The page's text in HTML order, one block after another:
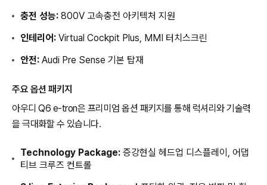
충전 성능: 800V 고속충전 아키텍처 지원
인테리어: Virtual Cockpit Plus, MMI 터치스크린
안전: Audi Pre Sense 기본 탑재
주요 옵션 패키지
아우디 Q6 e-tron은 프리미엄 옵션 패키지를 통해 럭셔리와 기술력
을 극대화할 수 있습니다.
Technology Package: 증강현실 헤드업 디스플레이, 어댑
티브 크루즈 컨트롤